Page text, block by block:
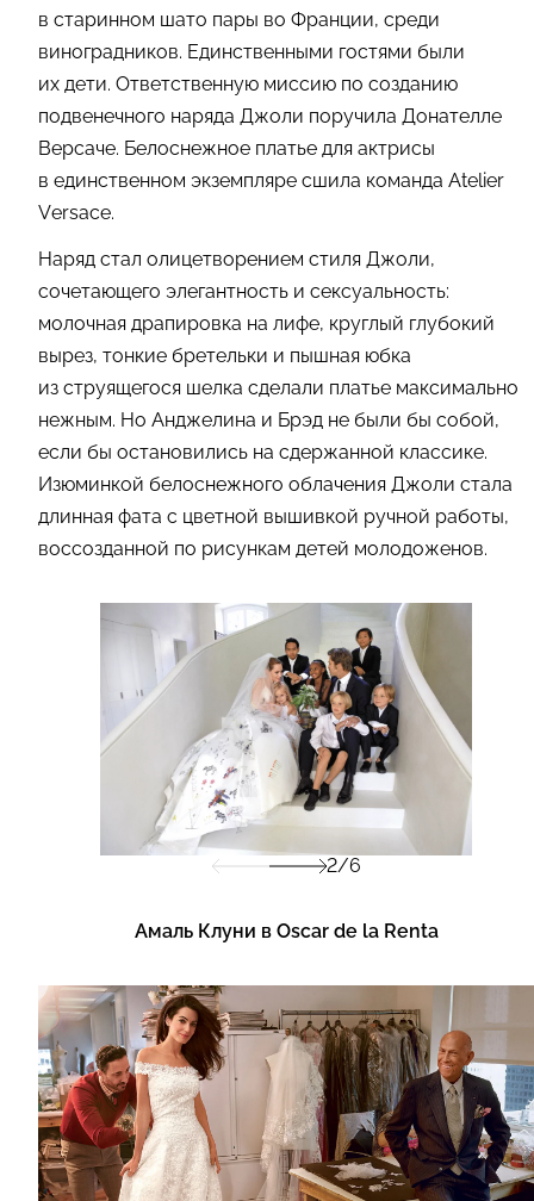
в старинном шато пары во Франции, среди
виноградников. Единственными гостями были
их дети. Ответственную миссию по созданию
подвенечного наряда Джоли поручила Донателле
Версаче. Белоснежное платье для актрисы
в единственном экземпляре сшила команда Atelier
Versace.
Наряд стал олицетворением стиля Джоли,
сочетающего элегантность и сексуальность:
молочная драпировка на лифе, круглый глубокий
вырез, тонкие бретельки и пышная юбка
из струящегося шелка сделали платье максимально
нежным. Но Анджелина и Брэд не были бы собой,
если бы остановились на сдержанной классике.
Изюминкой белоснежного облачения Джоли стала
длинная фата с цветной вышивкой ручной работы,
воссозданной по рисункам детей молодоженов.
2/6
Амаль Клуни в Oscar de la Renta